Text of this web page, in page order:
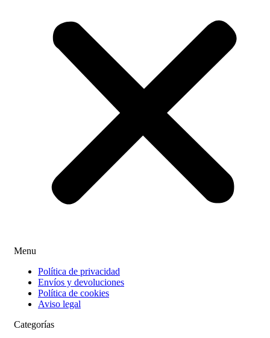
Menu
Política de privacidad
Envíos y devoluciones
Política de cookies
Aviso legal
Categorías